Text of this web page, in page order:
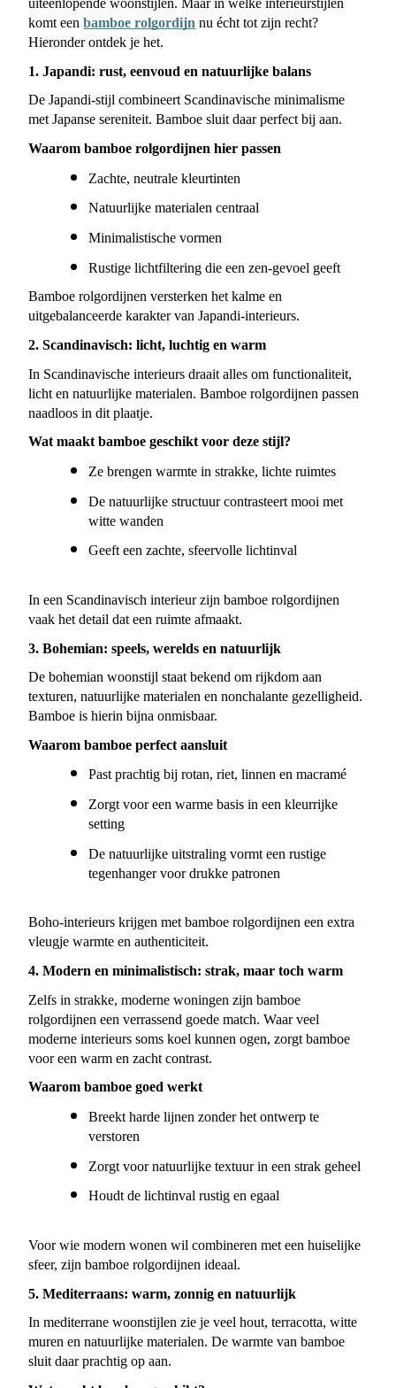
uiteenlopende woonstijlen. Maar in welke interieurstijlen
komt eenbamboe rolgordijn nu écht tot zijn recht?
Hieronder ontdek je het.
1. Japandi: rust, eenvoud en natuurlijke balans
De Japandi-stijl combineert Scandinavische minimalisme
met Japanse sereniteit. Bamboe sluit daar perfect bij aan.
Waarom bamboe rolgordijnen hier passen
Zachte, neutrale kleurtinten
Natuurlijke materialen centraal
Minimalistische vormen
Rustige lichtfiltering die een zen-gevoel geeft
Bamboe rolgordijnen versterken het kalme en
uitgebalanceerde karakter van Japandi-interieurs.
2. Scandinavisch: licht, luchtig en warm
In Scandinavische interieurs draait alles om functionaliteit,
licht en natuurlijke materialen. Bamboe rolgordijnen passen
naadloos in dit plaatje.
Wat maakt bamboe geschikt voor deze stijl?
Ze brengen warmte in strakke, lichte ruimtes
De natuurlijke structuur contrasteert mooi met
witte wanden
Geeft een zachte, sfeervolle lichtinval
In een Scandinavisch interieur zijn bamboe rolgordijnen
vaak het detail dat een ruimte afmaakt.
3. Bohemian: speels, werelds en natuurlijk
De bohemian woonstijl staat bekend om rijkdom aan
texturen, natuurlijke materialen en nonchalante gezelligheid.
Bamboe is hierin bijna onmisbaar.
Waarom bamboe perfect aansluit
Past prachtig bij rotan, riet, linnen en macramé
Zorgt voor een warme basis in een kleurrijke
setting
De natuurlijke uitstraling vormt een rustige
tegenhanger voor drukke patronen
Boho-interieurs krijgen met bamboe rolgordijnen een extra
vleugje warmte en authenticiteit.
4. Modern en minimalistisch: strak, maar toch warm
Zelfs in strakke, moderne woningen zijn bamboe
rolgordijnen een verrassend goede match. Waar veel
moderne interieurs soms koel kunnen ogen, zorgt bamboe
voor een warm en zacht contrast.
Waarom bamboe goed werkt
Breekt harde lijnen zonder het ontwerp te
verstoren
Zorgt voor natuurlijke textuur in een strak geheel
Houdt de lichtinval rustig en egaal
Voor wie modern wonen wil combineren met een huiselijke
sfeer, zijn bamboe rolgordijnen ideaal.
5. Mediterraans: warm, zonnig en natuurlijk
In mediterrane woonstijlen zie je veel hout, terracotta, witte
muren en natuurlijke materialen. De warmte van bamboe
sluit daar prachtig op aan.